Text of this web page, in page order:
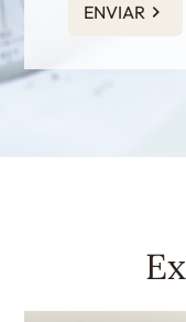
ENVIAR